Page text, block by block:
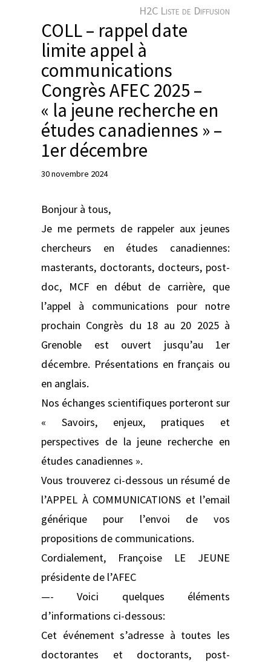
r
H2C Liste de Diffusion
COLL – rappel date
limite appel à
communications
Congrès AFEC 2025 –
« la jeune recherche en
études canadiennes » –
1er décembre
30 novembre 2024
Bonjour à tous,
Je me permets de rappeler aux jeunes
chercheurs en études canadiennes:
masterants, doctorants, docteurs, post-
doc, MCF en début de carrière, que
l’appel à communications pour notre
prochain Congrès du 18 au 20 2025 à
Grenoble est ouvert jusqu’au 1er
décembre. Présentations en français ou
en anglais.
Nos échanges scientifiques porteront sur
« Savoirs, enjeux, pratiques et
perspectives de la jeune recherche en
études canadiennes ».
Vous trouverez ci-dessous un résumé de
l’APPEL À COMMUNICATIONS et l’email
générique pour l’envoi de vos
propositions de communications.
Cordialement, Françoise LE JEUNE
présidente de l’AFEC
—- Voici quelques éléments
d’informations ci-dessous:
Cet événement s’adresse à toutes les
doctorantes et doctorants, post-